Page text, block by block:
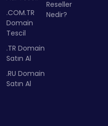
.COM.TR
Domain
Tescil
.TR Domain
Satın Al
.RU Domain
Satın Al
Reseller
Nedir?